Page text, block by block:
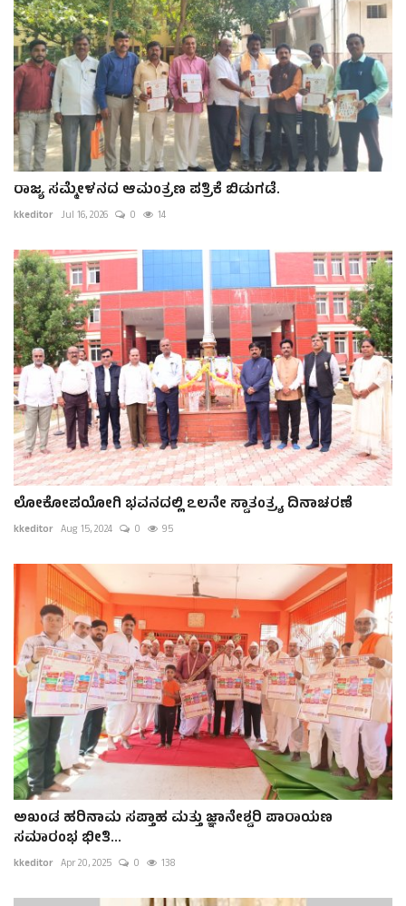
ರಾಜ್ಯ ಸಮ್ಮೇಳನದ ಆಮಂತ್ರಣ ಪತ್ರಿಕೆ ಬಿಡುಗಡೆ.
kkeditor Jul 16, 2026 0 14
ಲೋಕೋಪಯೋಗಿ ಭವನದಲ್ಲಿ ೭೮ನೇ ಸ್ವಾತಂತ್ರ‍್ಯ ದಿನಾಚರಣೆ
kkeditor Aug 15, 2024 0 95
ಅಖಂಡ ಹರಿನಾಮ ಸಪ್ತಾಹ ಮತ್ತು ಜ್ಞಾನೇಶ್ವರಿ ಪಾರಾಯಣ
ಸಮಾರಂಭ ಭೀತಿ...
kkeditor Apr 20, 2025 0 138